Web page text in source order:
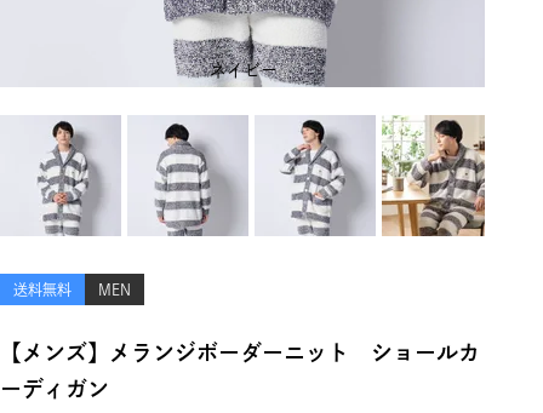
ネイビー
送料無料 MEN
【メンズ】メランジボーダーニット ショールカ
ーディガン